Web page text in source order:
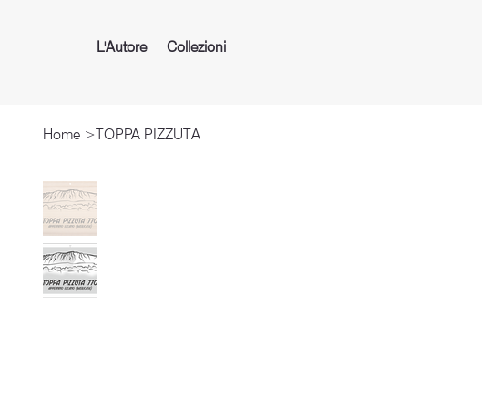
L'Autore Collezioni
Home >TOPPA PIZZUTA